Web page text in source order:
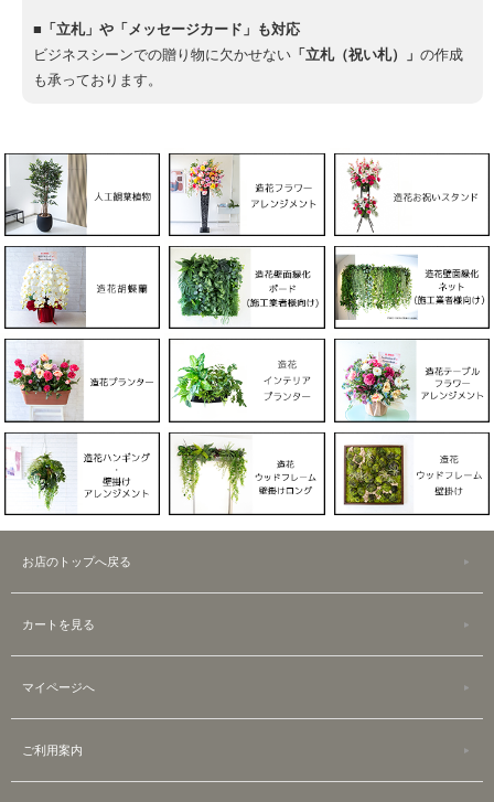
■「立札」や「メッセージカード」も対応
ビジネスシーンでの贈り物に欠かせない 「立札（祝い札）」 の作成
も承っております。
お店のトップへ戻る
カートを見る
マイページへ
ご利用案内